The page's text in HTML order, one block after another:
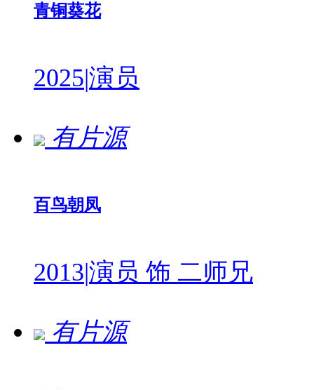
青铜葵花
2025|演员
有片源
百鸟朝凤
2013|演员 饰 二师兄
有片源